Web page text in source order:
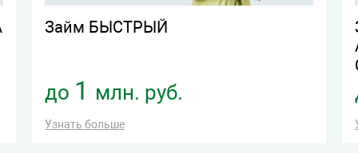
Займ БЫСТРЫЙ
до 1 млн. руб.
Узнать больше